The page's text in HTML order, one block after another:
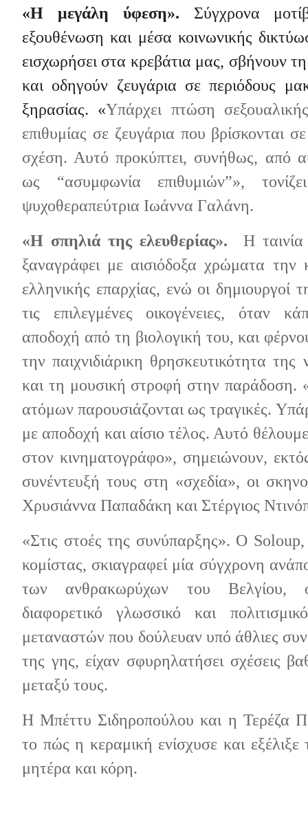
«Η μεγάλη ύφεση».
Σύγχρονα
εξουθένωση και μέσα κοινωνικής
εισχωρήσει στα κρεβάτια μας, σβήνουν
και οδηγούν ζευγάρια σε περιόδους
ξηρασίας. «Υπάρχει πτώση
επιθυμίας σε ζευγάρια που βρίσκονται
σχέση. Αυτό προκύπτει, συνήθως, από
ως “ασυμφωνία επιθυμιών”»,
ψυχοθεραπεύτρια Ιωάννα Γαλάνη.
«Η σπηλιά της ελευθερίας».
Η
ξαναγράφει με αισιόδοξα χρώματα την
ελληνικής επαρχίας, ενώ οι δημιουργοί
τις επιλεγμένες οικογένειες, όταν
αποδοχή από τη βιολογική του, και
την παιχνιδιάρικη θρησκευτικότητα της
και τη μουσική στροφή στην παράδοση.
ατόμων παρουσιάζονται ως τραγικές.
με αποδοχή και αίσιο τέλος. Αυτό
στον κινηματογράφο», σημειώνουν,
συνέντευξή τους στη «σχεδία», οι
Χρυσιάννα Παπαδάκη και Στέργιος
«Στις στοές της συνύπαρξης». Ο Soloup
κομίστας, σκιαγραφεί μία σύγχρονη
των ανθρακωρύχων του
διαφορετικό γλωσσικό και
μεταναστών που δούλευαν υπό άθλιες
της γης, είχαν σφυρηλατήσει σχέσεις
μεταξύ τους.
Η Μπέττυ Σιδηροπούλου και η Τερέζα
το πώς η κεραμική ενίσχυσε και
μητέρα και κόρη.